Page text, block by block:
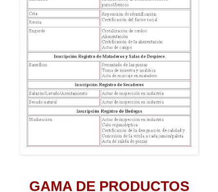
GAMA DE PRODUCTOS